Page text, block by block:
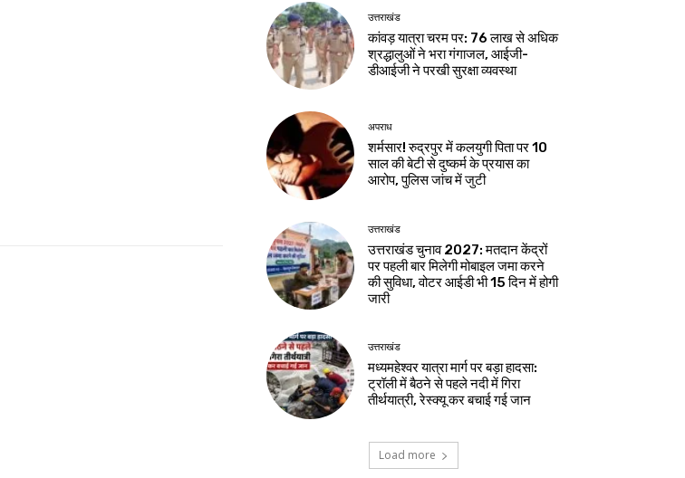
उत्तराखंड
कांवड़ यात्रा चरम पर: 76 लाख से अधिक
श्रद्धालुओं ने भरा गंगाजल, आईजी-
डीआईजी ने परखी सुरक्षा व्यवस्था
अपराध
शर्मसार! रुद्रपुर में कलयुगी पिता पर 10
साल की बेटी से दुष्कर्म के प्रयास का
आरोप, पुलिस जांच में जुटी
उत्तराखंड
उत्तराखंड चुनाव 2027: मतदान केंद्रों
पर पहली बार मिलेगी मोबाइल जमा करने
की सुविधा, वोटर आईडी भी 15 दिन में होगी
जारी
उत्तराखंड
मध्यमहेश्वर यात्रा मार्ग पर बड़ा हादसा:
ट्रॉली में बैठने से पहले नदी में गिरा
तीर्थयात्री, रेस्क्यू कर बचाई गई जान
Load more